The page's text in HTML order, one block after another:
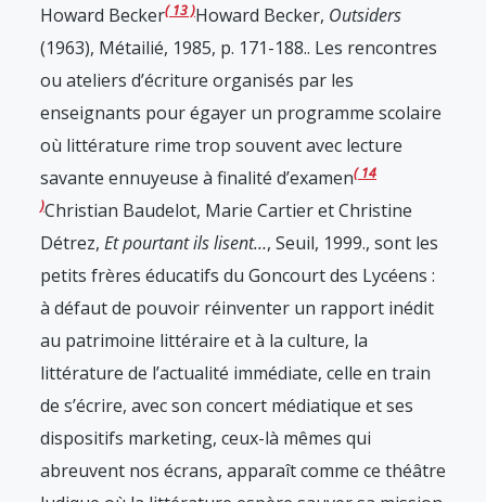
Howard Becker 13 Howard Becker, Outsiders
(1963), Métailié, 1985, p. 171-188.. Les rencontres
ou ateliers d’écriture organisés par les
enseignants pour égayer un programme scolaire
où littérature rime trop souvent avec lecture
savante ennuyeuse à finalité d’examen 14
Christian Baudelot, Marie Cartier et Christine
Détrez, Et pourtant ils lisent…, Seuil, 1999., sont les
petits frères éducatifs du Goncourt des Lycéens :
à défaut de pouvoir réinventer un rapport inédit
au patrimoine littéraire et à la culture, la
littérature de l’actualité immédiate, celle en train
de s’écrire, avec son concert médiatique et ses
dispositifs marketing, ceux-là mêmes qui
abreuvent nos écrans, apparaît comme ce théâtre